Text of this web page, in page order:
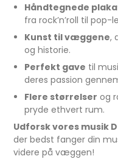
Håndtegnede
fra rock’n’roll til pop-
Kunst til væggene,
og historie.
Perfekt gave til
deres passion
Flere størrelser og
pryde ethvert rum.
Udforsk vores musik
der bedst fanger din
videre på væggen!